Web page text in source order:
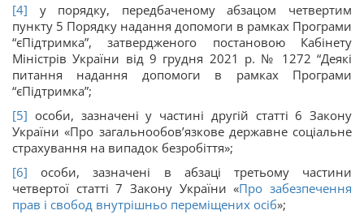
[4] у порядку, передбаченому абзацом четвертим
пункту 5 Порядку надання допомоги в рамках Програми
“єПідтримка”, затвердженого постановою Кабінету
Міністрів України від 9 грудня 2021 р. № 1272 “Деякі
питання надання допомоги в рамках Програми
“єПідтримка”;
[5] особи, зазначені у частині другій статті 6 Закону
України «Про загальнообов’язкове державне соціальне
страхування на випадок безробіття»;
[6] особи, зазначені в абзаці третьому частини
четвертої статті 7 Закону України «Про забезпечення
прав і свобод внутрішньо переміщених осіб»;